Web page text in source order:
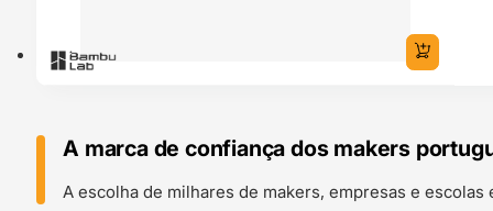
A marca de confiança dos makers
A escolha de milhares de makers, empresas e escolas